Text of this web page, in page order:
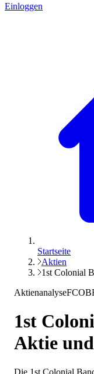
Einloggen
Startseite
Aktien
1st Colonial
AktienanalyseFCOB
1st
Aktie
Die 1st Colonial